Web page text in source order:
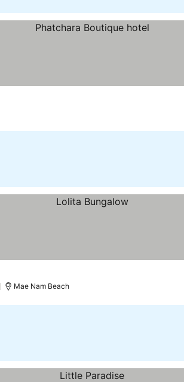
Mae Nam Beach